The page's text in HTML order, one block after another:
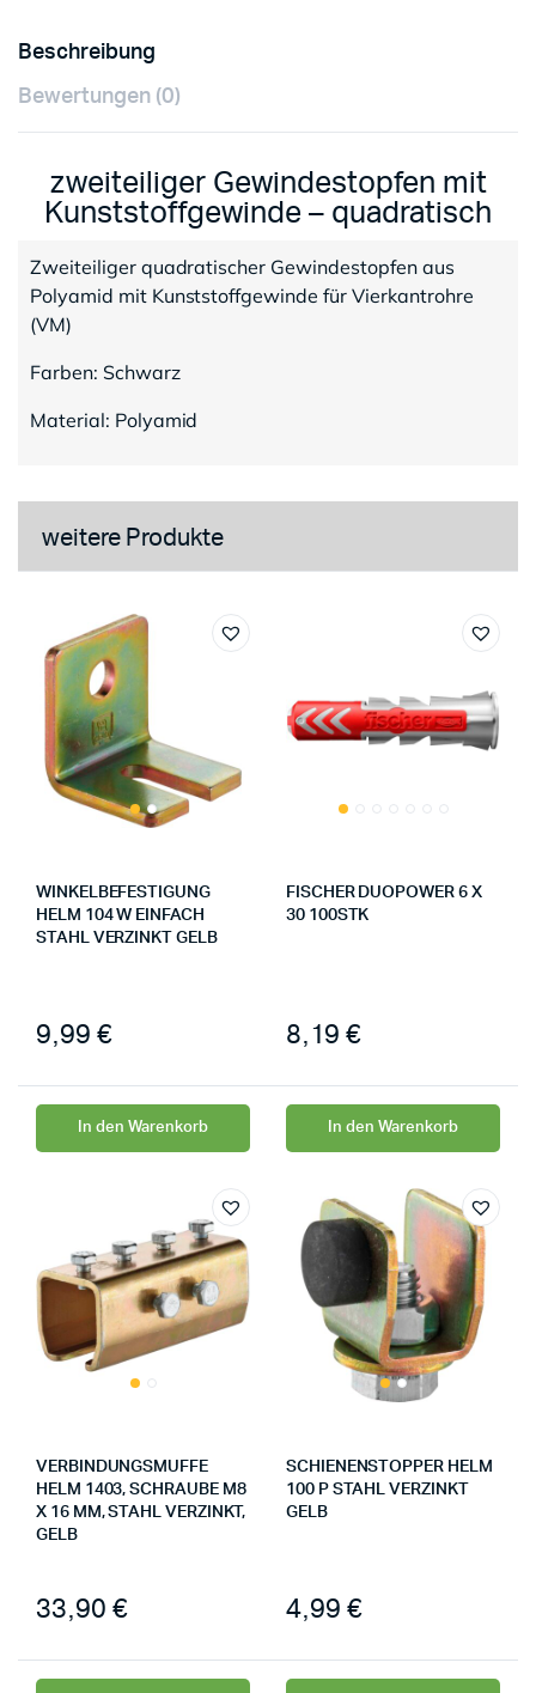
Beschreibung
Bewertungen (0)
zweiteiliger Gewindestopfen mit
Kunststoffgewinde – quadratisch
Zweiteiliger quadratischer Gewindestopfen aus
Polyamid mit Kunststoffgewinde für Vierkantrohre
(VM)
Farben: Schwarz
Material: Polyamid
weitere Produkte
WINKELBEFESTIGUNG
HELM 104 W EINFACH
STAHL VERZINKT GELB
9,99 €
In den Warenkorb
FISCHER DUOPOWER 6 X
30 100STK
8,19 €
In den Warenkorb
VERBINDUNGSMUFFE
HELM 1403, SCHRAUBE M8
X 16 MM, STAHL VERZINKT,
GELB
33,90 €
SCHIENENSTOPPER HELM
100 P STAHL VERZINKT
GELB
4,99 €